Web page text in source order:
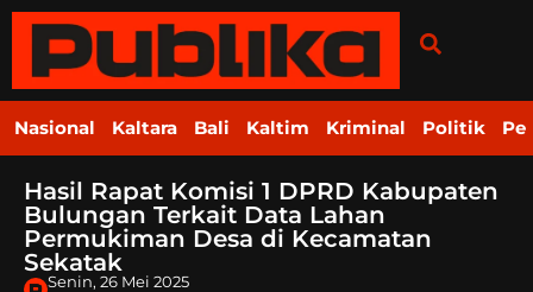
Nasional Kaltara Bali Kaltim Kriminal Politik
Hasil Rapat Komisi 1 DPRD Kabupaten
Bulungan Terkait Data Lahan
Permukiman Desa di Kecamatan
Sekatak
Senin, 26 Mei 2025